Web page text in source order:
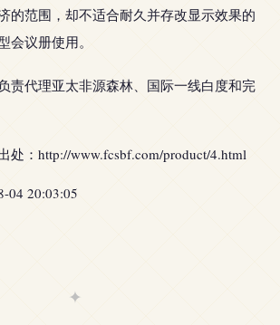
的范围，却不适合耐久并存改显示效果的
会议册使用。
责代理亚太非源森林、国际一线白度和完
处：http://www.fcsbf.com/product/4.html
04 20:03:05